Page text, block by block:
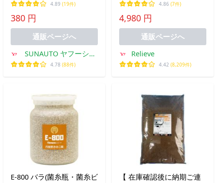
4.89 (19件)
380 円
通販ページへ
SUNAUTO ヤフーショ
ップ
4.78 (88件)
ンブルビー巣箱 巣箱キッ
ト 西洋ミツバチ ミツバチ
の巣箱 はちみつ ハチミツ
4.86 (7件)
4,980 円
通販ページへ
Relieve
4.42 (8,209件)
E-800 バラ(菌糸瓶・菌糸ビ
【 在庫確認後に納期ご連